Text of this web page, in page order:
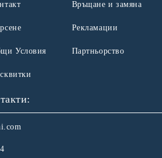
Условия
Връщане и замяна
Рекламации
Партньорство